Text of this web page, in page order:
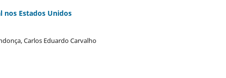
nos Estados Unidos
Carlos Eduardo Carvalho